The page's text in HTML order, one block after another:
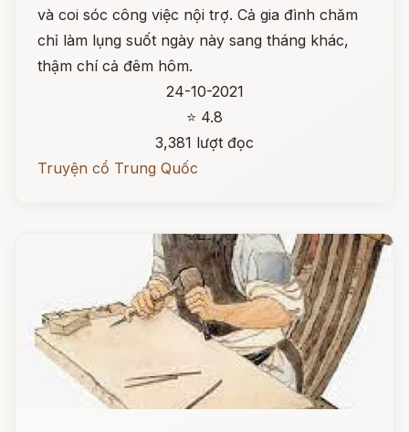
và coi sóc công việc nội trợ. Cả gia đình chăm
chỉ làm lụng suốt ngày này sang tháng khác,
thậm chí cả đêm hôm.
24-10-2021
⭐ 4.8
3,381 lượt đọc
Truyện cổ Trung Quốc